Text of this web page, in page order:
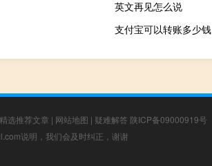
英文再见怎么说
支付宝可以转账多少钱
精选推荐文章 | 网站地图 | 疑难解答 陕ICP备09000919号
说明，我们会及时纠正，谢谢